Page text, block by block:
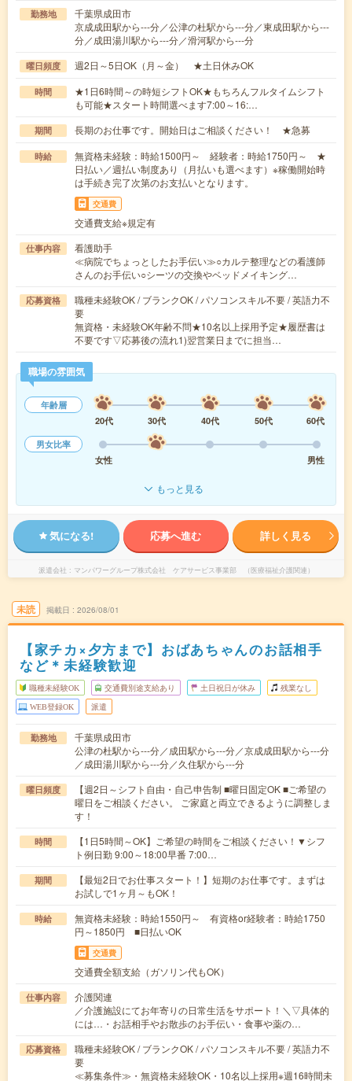
勤務地
千葉県成田市
京成成田駅から---分／公津の杜駅から---分／東成田駅から---
分／成田湯川駅から---分／滑河駅から---分
曜日頻度 週2日～5日OK（月～金） ★土日休みOK
時間
★1日6時間～の時短シフトOK★もちろんフルタイムシフト
も可能★スタート時間選べます7:00～16:…
期間 長期のお仕事です。開始日はご相談ください！ ★急募
時給
無資格未経験：時給1500円～ 経験者：時給1750円～ ★
日払い／週払い制度あり（月払いも選べます）※稼働開始時
は手続き完了次第のお支払いとなります。
交通費
交通費支給※規定有
仕事内容
看護助手
≪病院でちょっとしたお手伝い≫○カルテ整理などの看護師
さんのお手伝い○シーツの交換やベッドメイキング…
応募資格
職種未経験OK / ブランクOK / パソコンスキル不要 / 英語力不
要
無資格・未経験OK年齢不問★10名以上採用予定★履歴書は
不要です▽応募後の流れ1)翌営業日までに担当…
職場の雰囲気
年齢層
20代
30代 40代 50代
60代
男女比率
女性
男性
もっと見る
気になる! 応募へ進む 詳しく見る
派遣会社 マンパワーグループ株式会社 ケアサービス事業部 （医療福祉介護関連）
未読 掲載日 2026/08/01
【家チカ×夕方まで】おばあちゃんのお話相手
など＊未経験歓迎
職種未経験OK 交通費別途支給あり 土日祝日が休み 残業なし
WEB登録OK 派遣
勤務地
千葉県成田市
公津の杜駅から---分／成田駅から---分／京成成田駅から---分
／成田湯川駅から---分／久住駅から---分
曜日頻度
【週2日～シフト自由・自己申告制 ■曜日固定OK ■ご希望の
曜日をご相談ください。 ご家庭と両立できるように調整しま
す！
時間
【1日5時間～OK】ご希望の時間をご相談ください！▼シフ
ト例日勤 9:00～18:00早番 7:00…
期間
【最短2日でお仕事スタート！】短期のお仕事です。まずは
お試しで1ヶ月～もOK！
時給
無資格未経験：時給1550円～ 有資格or経験者：時給1750
円～1850円 ■日払いOK
交通費
交通費全額支給（ガソリン代もOK）
仕事内容
介護関連
／介護施設にてお年寄りの日常生活をサポート！＼▽具体的
には…・お話相手やお散歩のお手伝い・食事や薬の…
応募資格
職種未経験OK / ブランクOK / パソコンスキル不要 / 英語力不
要
≪募集条件≫・無資格未経験OK・10名以上採用※週16時間未